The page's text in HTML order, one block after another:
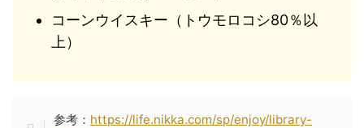
コーンウイスキー（トウモロコシ80％以
上）
参考： https://life.nikka.com/sp/enjoy/library-